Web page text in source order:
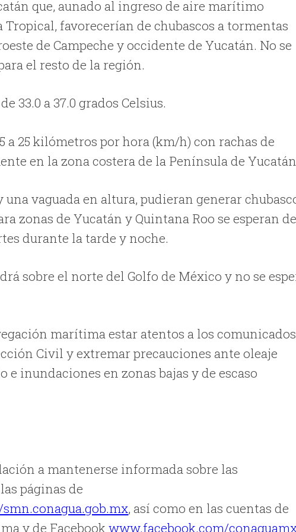
que, aunado al ingreso de aire marítimo
favorecerían de chubascos a tormentas
de Campeche y occidente de Yucatán. No se
el resto de la región.
33.0 a 37.0 grados Celsius.
a 25 kilómetros por hora (km/h) con rachas de
en la zona costera de la Península de
una vaguada en altura, pudieran generar
zonas de Yucatán y Quintana Roo se esperan de
durante la tarde y noche.
sobre el norte del Golfo de México y no se
marítima estar atentos a los comunicados
Civil y extremar precauciones ante oleaje
e inundaciones en zonas bajas y de escaso
a mantenerse informada sobre las
páginas de
, así como en las cuentas de
y de Facebookwww.facebook.com/